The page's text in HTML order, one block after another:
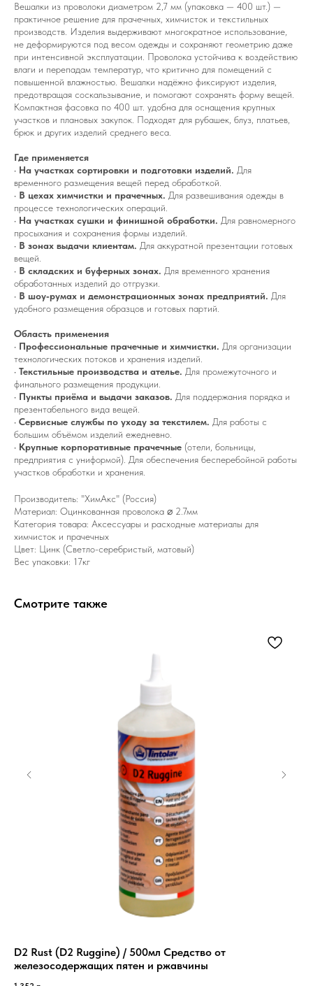
Вешалки из проволоки диаметром 2,7 мм (упаковка — 400 шт.) —
практичное решение для прачечных, химчисток и текстильных
производств. Изделия выдерживают многократное использование,
не деформируются под весом одежды и сохраняют геометрию даже
при интенсивной эксплуатации. Проволока устойчива к воздействию
влаги и перепадам температур, что критично для помещений с
повышенной влажностью. Вешалки надёжно фиксируют изделия,
предотвращая соскальзывание, и помогают сохранять форму вещей.
Компактная фасовка по 400 шт. удобна для оснащения крупных
участков и плановых закупок. Подходят для рубашек, блуз, платьев,
брюк и других изделий среднего веса.
Где применяется
• На участках сортировки и подготовки изделий. Для
временного размещения вещей перед обработкой.
• В цехах химчистки и прачечных. Для развешивания одежды в
процессе технологических операций.
• На участках сушки и финишной обработки. Для равномерного
просыхания и сохранения формы изделий.
• В зонах выдачи клиентам. Для аккуратной презентации готовых
вещей.
• В складских и буферных зонах. Для временного хранения
обработанных изделий до отгрузки.
• В шоу‑румах и демонстрационных зонах предприятий. Для
удобного размещения образцов и готовых партий.
Область применения
• Профессиональные прачечные и химчистки. Для организации
технологических потоков и хранения изделий.
• Текстильные производства и ателье. Для промежуточного и
финального размещения продукции.
• Пункты приёма и выдачи заказов. Для поддержания порядка и
презентабельного вида вещей.
• Сервисные службы по уходу за текстилем. Для работы с
большим объёмом изделий ежедневно.
• Крупные корпоративные прачечные (отели, больницы,
предприятия с униформой). Для обеспечения бесперебойной работы
участков обработки и хранения.
Производитель: "ХимАкс" (Россия)
Материал: Оцинкованная проволока ⌀ 2.7мм
Категория товара: Аксессуары и расходные материалы для
химчисток и прачечных
Цвет: Цинк (Светло-серебристый, матовый)
Вес упаковки: 17кг
Смотрите также
D2 Rust (D2 Ruggine) / 500мл Средство от
железосодержащих пятен и ржавчины